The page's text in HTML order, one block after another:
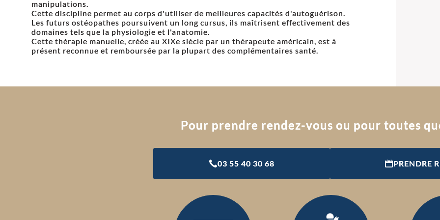
manipulations.
Cette discipline permet au corps d'utiliser de meilleures capacités d'autoguérison.
Les futurs ostéopathes poursuivent un long cursus, ils maîtrisent effectivement des
domaines tels que la physiologie et l'anatomie.
Cette thérapie manuelle, créée au XIXe siècle par un thérapeute américain, est à
présent reconnue et remboursée par la plupart des complémentaires santé.
Pour prendre rendez-vous ou pour toutes
03 55 40 30 68 PRENDRE